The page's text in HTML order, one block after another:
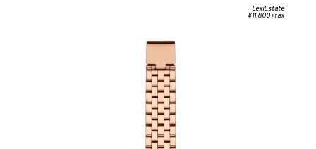
LexiEstate
¥11,800+tax